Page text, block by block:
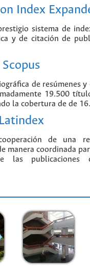
Index
sistema de
y de citación de
Scopus
de resúmenes
19.500
la cobertura de de
Latindex
de una
manera coordinada
las publicaciones